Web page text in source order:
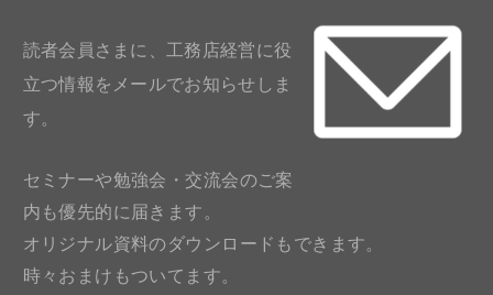
読者会員さまに、工務店経営に役
立つ情報をメールでお知らせしま
す。
セミナーや勉強会・交流会のご案
内も優先的に届きます。
オリジナル資料のダウンロードもできます。
時々おまけもついてます。